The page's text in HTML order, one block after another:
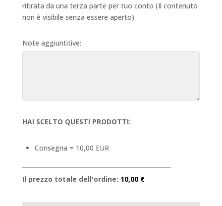
ritirata da una terza parte per tuo conto (Il contenuto
non è visibile senza essere aperto).
Note aggiuntitive:
HAI SCELTO QUESTI PRODOTTI:
Consegna = 10,00 EUR
Il prezzo totale dell'ordine: 10,00 €